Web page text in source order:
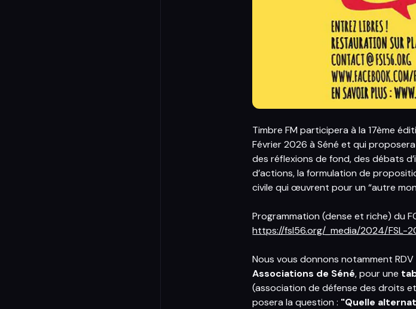
Timbre FM participera à la 17ème
Février 2026 à Séné et qui
des réflexions de fond, des débats
d’actions, la formulation de
civile qui œuvrent pour un “autre
Programmation (dense et riche) du
https://fsl56.org/_media/2024/FSL-
Nous vous donnons notamment RDV
Associations de Séné, pour une
(association de défense des droits
posera la question : "Quelle